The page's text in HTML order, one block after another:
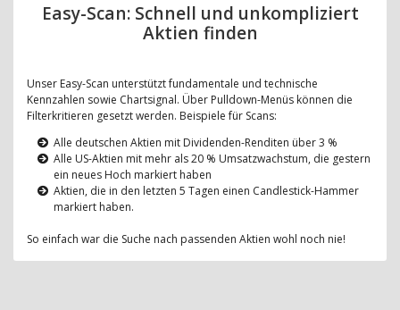
Easy-Scan: Schnell und unkompliziert
Aktien finden
Unser Easy-Scan unterstützt fundamentale und technische
Kennzahlen sowie Chartsignal. Über Pulldown-Menüs können die
Filterkritieren gesetzt werden. Beispiele für Scans:
Alle deutschen Aktien mit Dividenden-Renditen über 3 %
Alle US-Aktien mit mehr als 20 % Umsatzwachstum, die gestern
ein neues Hoch markiert haben
Aktien, die in den letzten 5 Tagen einen Candlestick-Hammer
markiert haben.
So einfach war die Suche nach passenden Aktien wohl noch nie!